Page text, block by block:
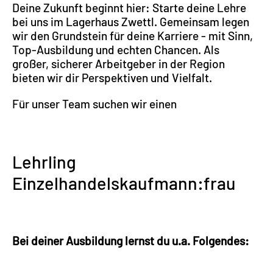
Deine Zukunft beginnt hier: Starte deine Lehre
bei uns im Lagerhaus Zwettl. Gemeinsam legen
wir den Grundstein für deine Karriere - mit Sinn,
Top-Ausbildung und echten Chancen. Als
großer, sicherer Arbeitgeber in der Region
bieten wir dir Perspektiven und Vielfalt.
Für unser Team suchen wir einen
Lehrling
Einzelhandelskaufmann:frau
Bei deiner Ausbildung lernst du u.a. Folgendes: